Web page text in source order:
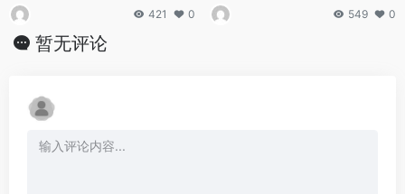
421 0 549 0
暂无评论